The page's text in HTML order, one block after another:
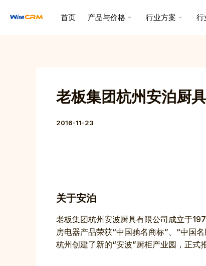
首页 产品与价格 行业方案 行
老板集团杭州安泊厨
2016-11-23
关于安泊
老板集团杭州安波厨具有限公司成立于
房电器产品荣获“中国驰名商标”、“中国
杭州创建了新的“安波”厨柜产业园，正式
navigation